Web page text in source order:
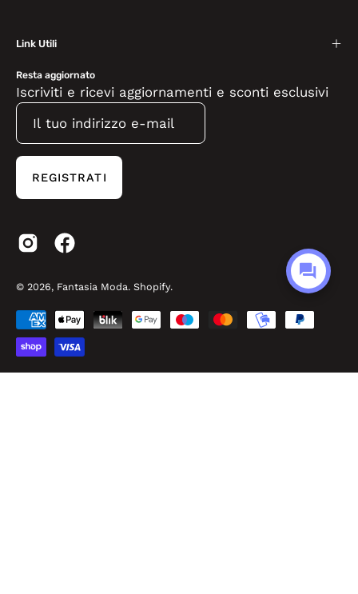
Link Utili
Resta aggiornato
Iscriviti e ricevi aggiornamenti e sconti esclusivi
REGISTRATI
© 2026, Fantasia Moda. Shopify.